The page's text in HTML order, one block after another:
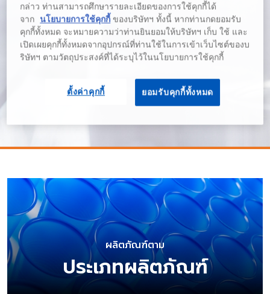
ผลิตภัณฑ์ตาม
ประเภทผลิตภัณฑ์
กล่าว ท่านสามารถศึกษารายละเอียดของการใช้คุกกี้ได้
จาก
นโยบายการใช้คุกกี้ ของบริษัทฯ ทั้งนี้ หากท่านกดยอมรับ
คุกกี้ทั้งหมด จะหมายความว่าท่านยินยอมให้บริษัทฯ เก็บ ใช้ และ
เปิดเผยคุกกี้ทั้งหมดจากอุปกรณ์ที่ท่านใช้ในการเข้าเว็บไซต์ของบ
ริษัทฯ ตามวัตถุประสงค์ที่ได้ระบุไว้ในนโยบายการใช้คุกกี้
ยอมรับคุกกี้ทั้งหมด
ตั้งค่าคุกกี้